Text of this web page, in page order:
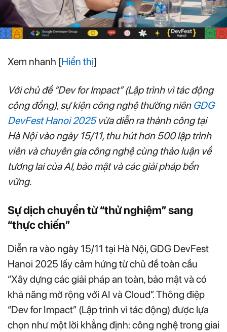
Xem nhanh [Hiển thị]
Với chủ đề “Dev for Impact” (Lập trình vì tác động
cộng đồng), sự kiện công nghệ thường niên GDG
DevFest Hanoi 2025vừa diễn ra thành công tại
Hà Nội vào ngày 15/11, thu hút hơn 500 lập trình
viên và chuyên gia công nghệ cùng thảo luận về
tương lai của AI, bảo mật và các giải pháp bền
vững.
Sự dịch chuyển từ “thử nghiệm” sang
“thực chiến”
Diễn ra vào ngày 15/11 tại Hà Nội, GDG DevFest
Hanoi 2025 lấy cảm hứng từ chủ đề toàn cầu
“Xây dựng các giải pháp an toàn, bảo mật và có
khả năng mở rộng với AI và Cloud”. Thông điệp
“Dev for Impact” (Lập trình vì tác động) được lựa
chọn như một lời khẳng định: công nghệ trong giai